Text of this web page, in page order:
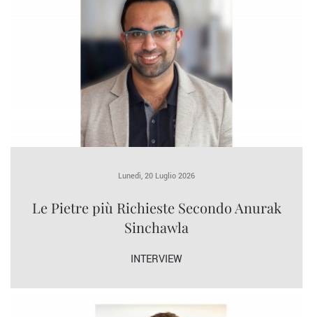
Lunedì, 20 Luglio 2026
Le Pietre più Richieste Secondo Anurak
Sinchawla
INTERVIEW